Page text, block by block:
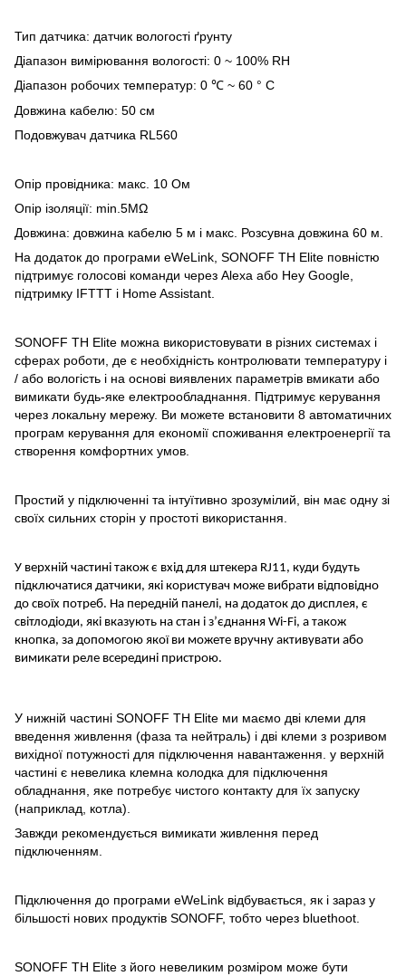
Тип датчика: датчик вологості ґрунту
Діапазон вимірювання вологості: 0 ~ 100% RH
Діапазон робочих температур: 0 ℃ ~ 60 ° C
Довжина кабелю: 50 см
Подовжувач датчика RL560
Опір провідника: макс. 10 Ом
Опір ізоляції: min.5MΩ
Довжина: довжина кабелю 5 м і макс. Розсувна довжина 60 м.
На додаток до програми eWeLink, SONOFF TH Elite повністю
підтримує голосові команди через Alexa або Hey Google,
підтримку IFTTT і Home Assistant.
SONOFF TH Elite можна використовувати в різних системах і
сферах роботи, де є необхідність контролювати температуру і
/ або вологість і на основі виявлених параметрів вмикати або
вимикати будь-яке електрообладнання. Підтримує керування
через локальну мережу. Ви можете встановити 8 автоматичних
програм керування для економії споживання електроенергії та
створення комфортних умов.
Простий у підключенні та інтуїтивно зрозумілий, він має одну зі
своїх сильних сторін у простоті використання.
У верхній частині також є вхід для штекера RJ11, куди будуть
підключатися датчики, які користувач може вибрати відповідно
до своїх потреб. На передній панелі, на додаток до дисплея, є
світлодіоди, які вказують на стан і з’єднання Wi-Fi, а також
кнопка, за допомогою якої ви можете вручну активувати або
вимикати реле всередині пристрою.
У нижній частині SONOFF TH Elite ми маємо дві клеми для
введення живлення (фаза та нейтраль) і дві клеми з розривом
вихідної потужності для підключення навантаження. у верхній
частині є невелика клемна колодка для підключення
обладнання, яке потребує чистого контакту для їх запуску
(наприклад, котла).
Завжди рекомендується вимикати живлення перед
підключенням.
Підключення до програми eWeLink відбувається, як і зараз у
більшості нових продуктів SONOFF, тобто через bluethoot.
SONOFF TH Elite з його невеликим розміром може бути